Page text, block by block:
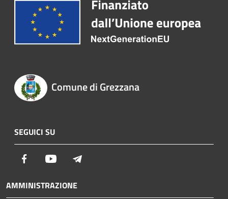
Comune di Grezzana
SEGUICI SU
Facebook Youtube
AMMINISTRAZIONE